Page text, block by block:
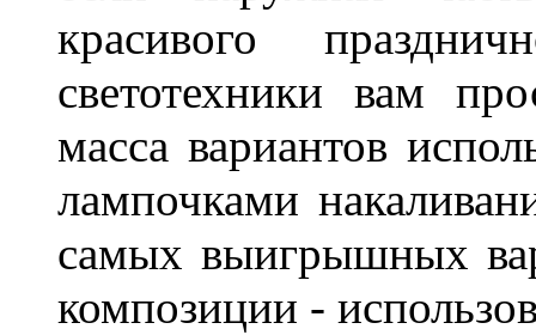
красивого
светотехники вам
масса вариантов
лампочками
самых выигрышных
композиции -